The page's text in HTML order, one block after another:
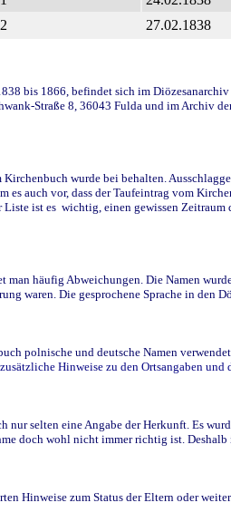
2 27.02.1838
bis 1866, befindet sich im
Straße 8, 36043 Fulda und im Archiv
wurde bei behalten.
es auch vor, dass der Taufeintrag vom
ist es wichtig, einen gewissen
man häufig Abweichungen. Die Namen
waren. Die gesprochene Sprache in
polnische und deutsche Namen
Hinweise zu den Ortsangaben
nur selten eine Angabe der Herkunft. Es
doch wohl nicht immer richtig ist.
Hinweise zum Status der Eltern oder